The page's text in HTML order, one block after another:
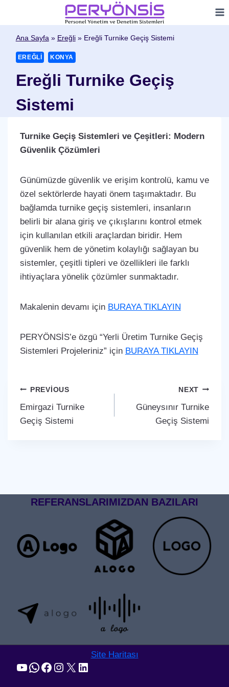
contentAna Sayfa» Ereğli» Ereğli Turnike Geçiş Sistemi
EREĞLI KONYA
Ereğli Turnike Geçiş
Sistemi
Turnike Geçiş Sistemleri ve Çeşitleri: Modern
Güvenlik Çözümleri
Günümüzde güvenlik ve erişim kontrolü, kamu ve
özel sektörlerde hayati önem taşımaktadır. Bu
bağlamda turnike geçiş sistemleri, insanların
belirli bir alana giriş ve çıkışlarını kontrol etmek
için kullanılan etkili araçlardan biridir. Hem
güvenlik hem de yönetim kolaylığı sağlayan bu
sistemler, çeşitli tipleri ve özellikleri ile farklı
ihtiyaçlara yönelik çözümler sunmaktadır.
Makalenin devamı için BURAYA TIKLAYIN
PERYÖNSİS’e özgü “Yerli Üretim Turnike Geçiş
Sistemleri Projeleriniz” için BURAYA TIKLAYIN
Yazı
gezinmesi
PREVIOUS
Emirgazi Turnike
Geçiş Sistemi
NEXT
Güneysınır Turnike
Geçiş Sistemi
REFERANSLARIMIZDAN BAZILARI
Site Haritası
YouTube WhatsApp Facebook Instagram X LinkedIn